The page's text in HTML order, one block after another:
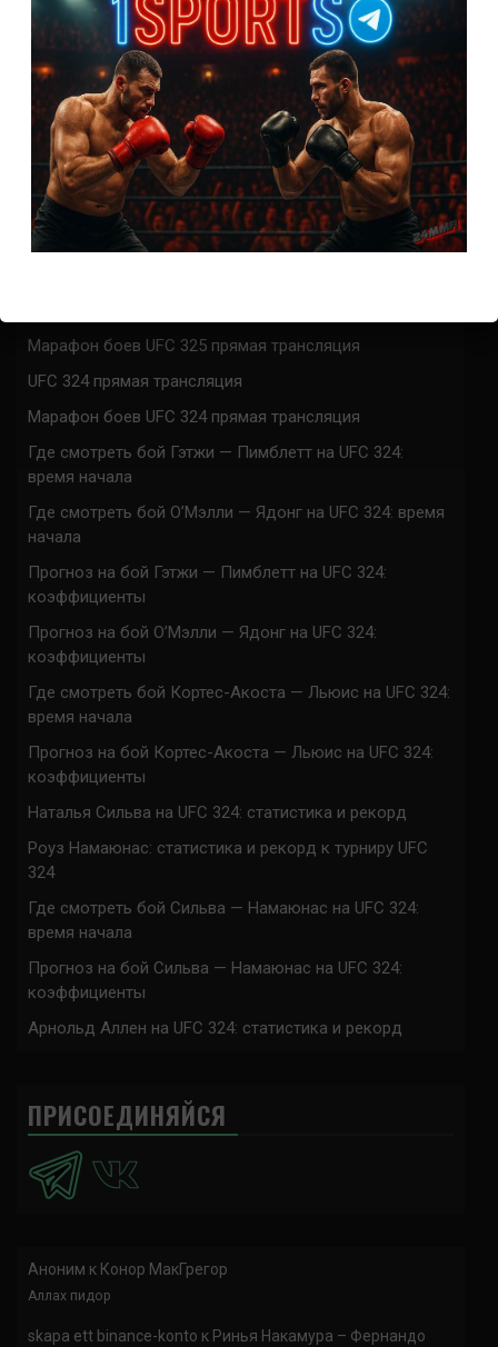
Ответить
Марафон боев UFC 325 прямая трансляция
UFC 324 прямая трансляция
Марафон боев UFC 324 прямая трансляция
Где смотреть бой Гэтжи — Пимблетт на UFC 324:
время начала
Где смотреть бой О’Мэлли — Ядонг на UFC 324: время
начала
Прогноз на бой Гэтжи — Пимблетт на UFC 324:
коэффициенты
Прогноз на бой О’Мэлли — Ядонг на UFC 324:
коэффициенты
Где смотреть бой Кортес-Акоста — Льюис на UFC 324:
время начала
Прогноз на бой Кортес-Акоста — Льюис на UFC 324:
коэффициенты
Наталья Сильва на UFC 324: статистика и рекорд
Роуз Намаюнас: статистика и рекорд к турниру UFC
324
Где смотреть бой Сильва — Намаюнас на UFC 324:
время начала
Прогноз на бой Сильва — Намаюнас на UFC 324:
коэффициенты
Арнольд Аллен на UFC 324: статистика и рекорд
ПРИСОЕДИНЯЙСЯ
Аноним к Конор МакГрегор
Аллах пидор
skapa ett binance-konto к Ринья Накамура – Фернандо